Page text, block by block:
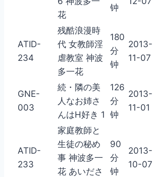
花
钟
ATID-
234
残酷浪漫時
代 女教師淫
虐教室 神波
多一花
180
分
钟
2013-
11-07
GNE-
003
続・隣の美
人なお姉さ
んはH好き 1
126
分
钟
2013-
11-01
ATID-
233
家庭教師と
生徒の秘め
事 神波多一
花 あいださ
90
分
钟
2013-
10-07